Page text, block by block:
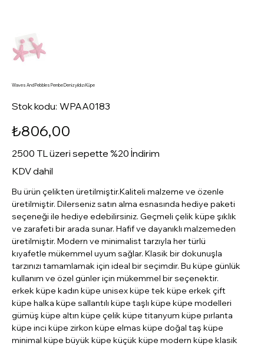
Waves And Pebbles Pembe Denizyıldızı Küpe
Stok kodu: Stok
kodu:
WPAA0183
₺806,00
2500 TL üzeri sepette %20 İndirim
KDV dahil
Bu ürün çelikten üretilmiştir.Kaliteli malzeme ve özenle
üretilmiştir. Dilerseniz satın alma esnasında hediye paketi
seçeneği ile hediye edebilirsiniz. Geçmeli çelik küpe şıklık
ve zarafeti bir arada sunar. Hafif ve dayanıklı malzemeden
üretilmiştir. Modern ve minimalist tarzıyla her türlü
kıyafetle mükemmel uyum sağlar. Klasik bir dokunuşla
tarzınızı tamamlamak için ideal bir seçimdir. Bu küpe günlük
kullanım ve özel günler için mükemmel bir seçenektir.
erkek küpe kadın küpe unisex küpe tek küpe erkek çift
küpe halka küpe sallantılı küpe taşlı küpe küpe modelleri
gümüş küpe altın küpe çelik küpe titanyum küpe pırlanta
küpe inci küpe zirkon küpe elmas küpe doğal taş küpe
minimal küpe büyük küpe küçük küpe modern küpe klasik